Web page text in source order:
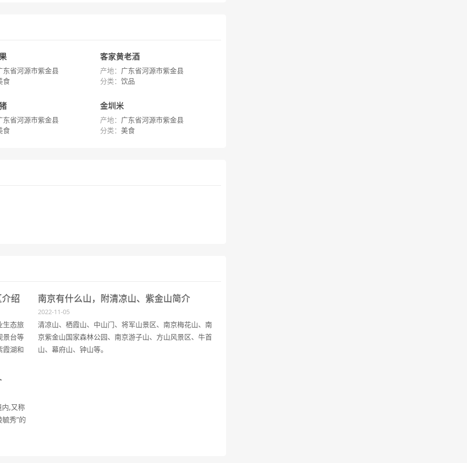
东省河源市紫金县
食
客家黄老酒
产地： 广东省河源市紫金县
分类：饮品
东省河源市紫金县
食
金圳米
产地： 广东省河源市紫金县
分类：美食
绍
生态旅
景台等
霞湖和
南京有什么山，附清凉山、紫金山简介
2022-11-05
清凉山、栖霞山、中山门、将军山景区、南京梅花山、南
京紫金山国家森林公园、南京游子山、方山风景区、牛首
山、幕府山、钟山等。
内,又称
秀”的